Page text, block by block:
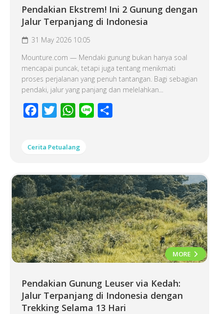
Pendakian Ekstrem! Ini 2 Gunung dengan
Jalur Terpanjang di Indonesia
31 May 2026 10:05
Mounture.com — Mendaki gunung bukan hanya soal
mencapai puncak, tetapi juga tentang menikmati
proses perjalanan yang penuh tantangan. Bagi sebagian
pendaki, jalur yang panjang dan melelahkan...
Facebook
Twitter WhatsApp
Line
Cerita Petualang
MORE
Pendakian Gunung Leuser via Kedah:
Jalur Terpanjang di Indonesia dengan
Trekking Selama 13 Hari